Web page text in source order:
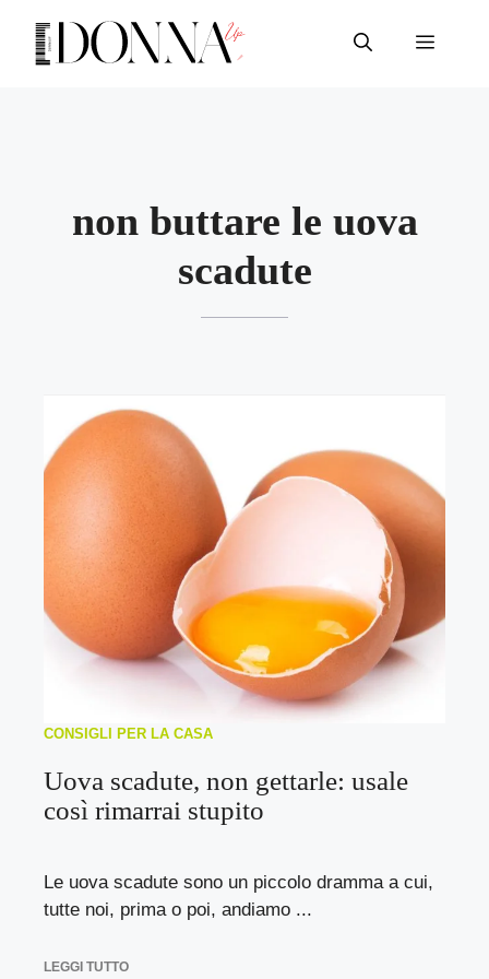
contenuto
Menu
non buttare le uova
scadute
CONSIGLI PER LA CASA
Uova scadute, non gettarle: usale
così rimarrai stupito
Le uova scadute sono un piccolo dramma a cui,
tutte noi, prima o poi, andiamo ...
LEGGI TUTTO